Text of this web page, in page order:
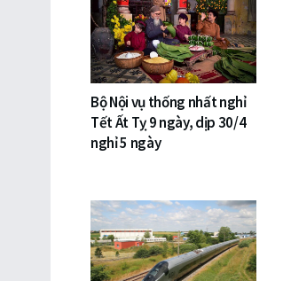
Bộ Nội vụ thống nhất nghỉ
Tết Ất Tỵ 9 ngày, dịp 30/4
nghỉ 5 ngày